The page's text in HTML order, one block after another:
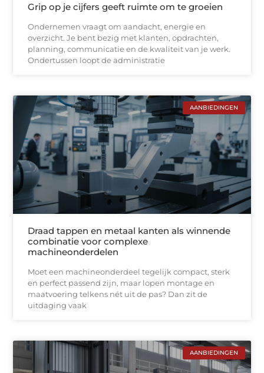
Grip op je cijfers geeft ruimte om te groeien
Ondernemen vraagt om aandacht, energie en
overzicht. Je bent bezig met klanten, opdrachten,
planning, communicatie en de kwaliteit van je werk.
Ondertussen loopt de administratie
AANBIEDINGEN
Draad tappen en metaal kanten als winnende
combinatie voor complexe
machineonderdelen
Moet een machineonderdeel tegelijk compact, sterk
en perfect passend zijn, maar lopen montage en
maatvoering telkens nét uit de pas? Dan zit de
uitdaging vaak
AANBIEDINGEN